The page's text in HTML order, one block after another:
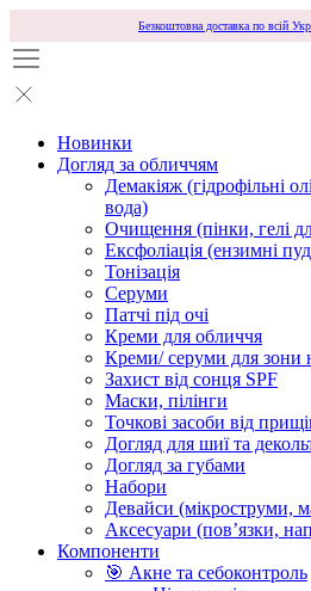
Безкоштовна доставка по всій
Новинки
Догляд за обличчям
Демакіяж (гідрофільні
вода)
Очищення (пінки, гелі
Ексфоліація (ензимні
Тонізація
Серуми
Патчі під очі
Креми для обличчя
Креми/ серуми для зони
Захист від сонця SPF
Маски, пілінги
Точкові засоби від
Догляд для шиї та
Догляд за губами
Набори
Девайси (мікроструми,
Аксесуари (повʼязки,
Компоненти
🎯 Акне та себоконтроль